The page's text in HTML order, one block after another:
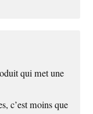
qui met une
c’est moins que